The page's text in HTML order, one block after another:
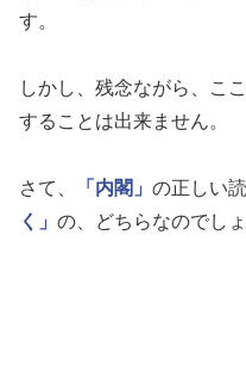
す。
しかし、残念ながら、こ
することは出来ません。
さて、 「内閣」 の正しい
く」 の、どちらなのでしょ